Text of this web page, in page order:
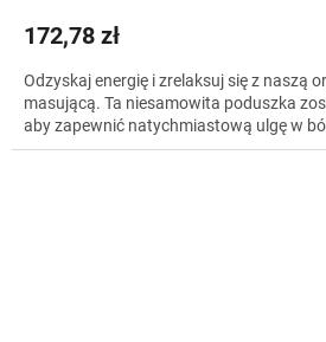
172,78 zł
Odzyskaj energię i zrelaksuj się z naszą
masującą. Ta niesamowita poduszka
aby zapewnić natychmiastową ulgę w